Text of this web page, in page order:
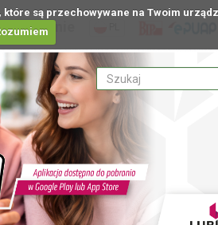
są przechowywane na Twoim
Lublinie